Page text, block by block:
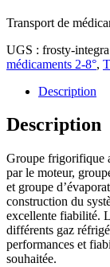
Transport de
UGS : frosty-integra
médicaments 2-8°,
Description
Description
Groupe frigorifique
par le moteur,
et groupe
construction du
excellente fiabilité.
différents gaz
performances et
souhaitée.